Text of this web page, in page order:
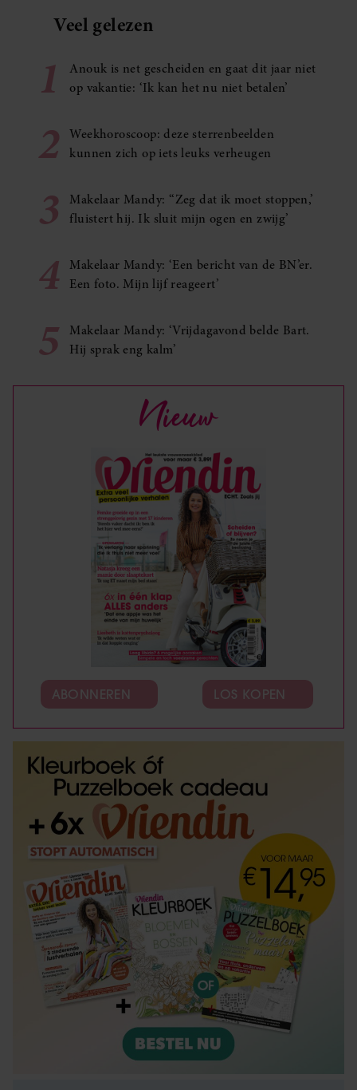
Veel gelezen
1
Anouk is net gescheiden en gaat dit jaar niet
op vakantie: ‘Ik kan het nu niet betalen’
2
Weekhoroscoop: deze sterrenbeelden
kunnen zich op iets leuks verheugen
3
Makelaar Mandy: ‘‘Zeg dat ik moet stoppen,’
fluistert hij. Ik sluit mijn ogen en zwijg’
4
Makelaar Mandy: ‘Een bericht van de BN’er.
Een foto. Mijn lijf reageert’
5
Makelaar Mandy: ‘Vrijdagavond belde Bart.
Hij sprak eng kalm’
Nieuw
ABONNEREN LOS KOPEN